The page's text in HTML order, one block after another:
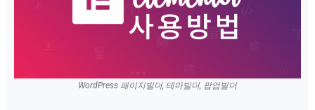
WordPress 페이지빌더, 테마빌더, 팝업빌더